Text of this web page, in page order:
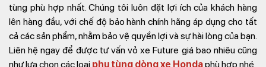
tùng phù hợp nhất. Chúng tôi luôn đặt lợi ích của khách hàng
lên hàng đầu, với chế độ bảo hành chính hãng áp dụng cho tất
cả các sản phẩm, nhằm bảo vệ quyền lợi và sự hài lòng của bạn.
Liên hệ ngay để được tư vấn vỏ xe Future giá bao nhiêu cũng
như lựa chọn các loại phụ tùng dòng xe Hondaphù hợp nhé.